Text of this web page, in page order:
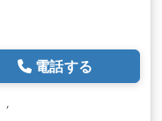
電話する
,